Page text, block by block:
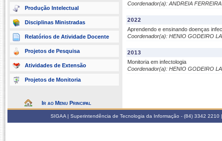
Produção Intelectual
Disciplinas Ministradas
Relatórios de Atividade Docente
Projetos de Pesquisa
Atividades de Extensão
Projetos de Monitoria
Ir ao Menu Principal
Coordenador(a): ANDREIA
2022
Aprendendo e ensinando doenças
Coordenador(a): HENIO GODEIRO
2013
Monitoria em infectologia
Coordenador(a): HENIO GODEIRO
SIGAA | Superintendência de Tecnologia da Informação - (84) 3342